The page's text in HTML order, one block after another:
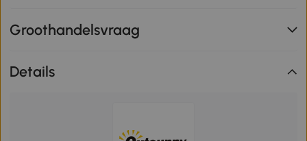
Groothandelsvraag
Details